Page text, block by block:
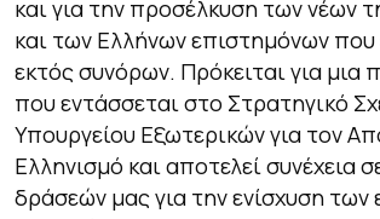
και για την προσέλκυση των νέων
και των Ελλήνων επιστημόνων που
εκτός συνόρων. Πρόκειται για μια
που εντάσσεται στο Στρατηγικό
Υπουργείου Εξωτερικών για τον
Ελληνισμό και αποτελεί συνέχεια
δράσεών μας για την ενίσχυση των